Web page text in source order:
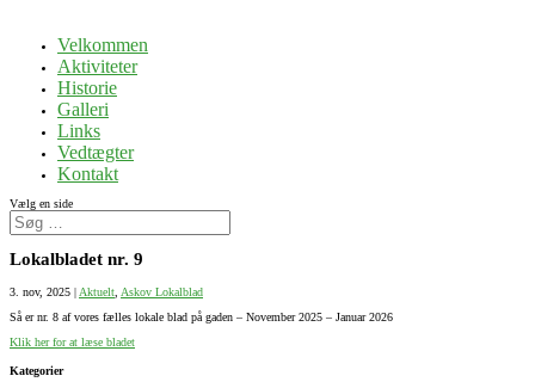
Velkommen
Aktiviteter
Historie
Galleri
Links
Vedtægter
Kontakt
Vælg en side
Lokalbladet nr. 9
3. nov, 2025 | Aktuelt Askov Lokalblad
Så er nr. 8 af vores fælles lokale blad på gaden – November 2025 – Januar 2026
Klik her for at læse bladet
Kategorier